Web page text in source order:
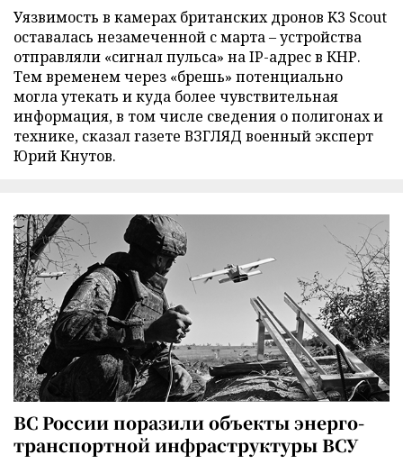
Уязвимость в камерах британских дронов K3 Scout
оставалась незамеченной с марта – устройства
отправляли «сигнал пульса» на IP-адрес в КНР.
Тем временем через «брешь» потенциально
могла утекать и куда более чувствительная
информация, в том числе сведения о полигонах и
технике, сказал газете ВЗГЛЯД военный эксперт
Юрий Кнутов.
ВС России поразили объекты энерго-
транспортной инфраструктуры ВСУ